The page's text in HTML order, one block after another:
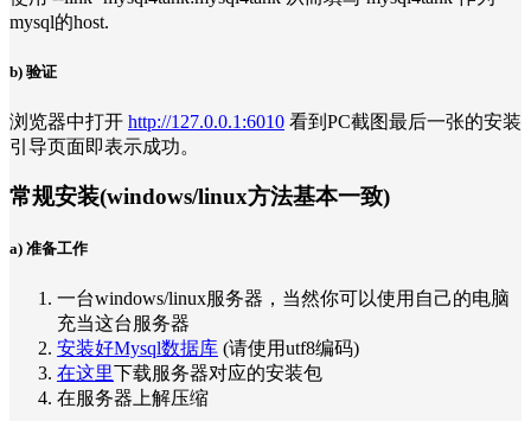
mysql的host.
b) 验证
浏览器中打开 http://127.0.0.1:6010 看到PC截图最后一张的安装
引导页面即表示成功。
常规安装(windows/linux方法基本一致)
a) 准备工作
一台windows/linux服务器，当然你可以使用自己的电脑
充当这台服务器
安装好Mysql数据库 (请使用utf8编码)
在这里下载服务器对应的安装包
在服务器上解压缩